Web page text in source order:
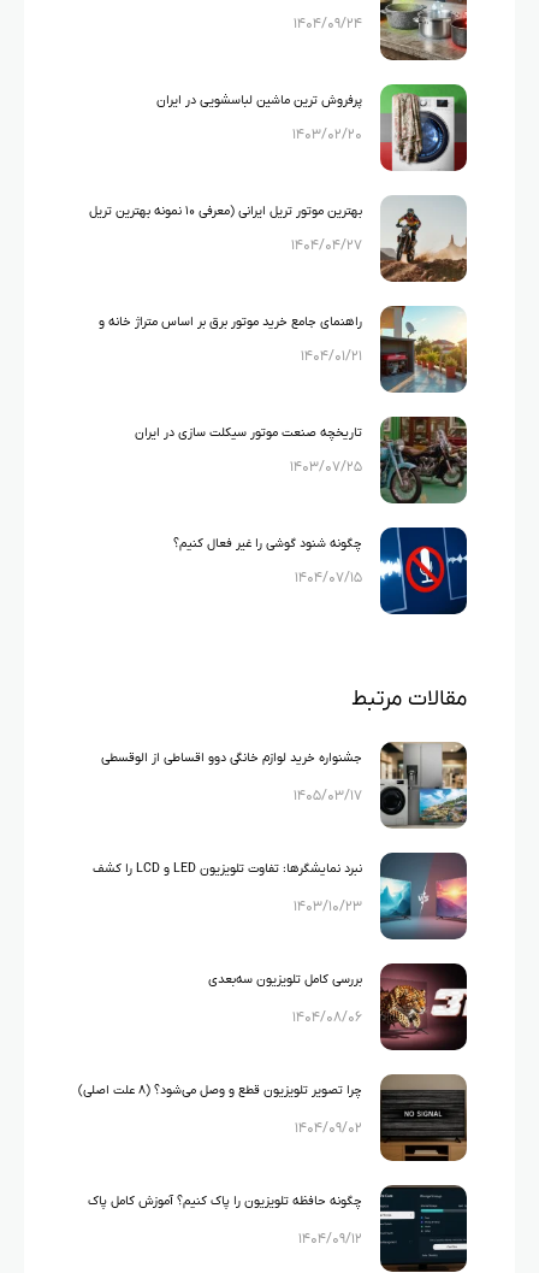
گرانیت و تفلون
۱۴۰۴/۰۹/۲۴
پرفروش ترین ماشین لباسشویی در ایران
۱۴۰۳/۰۲/۲۰
بهترین موتور تریل ایرانی (معرفی ۱۰ نمونه بهترین تریل
های ایرانی)
۱۴۰۴/۰۴/۲۷
راهنمای جامع خرید موتور برق بر اساس متراژ خانه و
لوازم خانگی
۱۴۰۴/۰۱/۲۱
تاریخچه صنعت موتور سیکلت سازی در ایران
۱۴۰۳/۰۷/۲۵
چگونه شنود گوشی را غیر فعال کنیم؟
۱۴۰۴/۰۷/۱۵
مقالات مرتبط
جشنواره خرید لوازم خانگی دوو اقساطی از الوقسطی
۱۴۰۵/۰۳/۱۷
نبرد نمایشگرها: تفاوت تلویزیون LED و LCD را کشف
کنید!
۱۴۰۳/۱۰/۲۳
بررسی کامل تلویزیون سه‌بعدی
۱۴۰۴/۰۸/۰۶
چرا تصویر تلویزیون قطع و وصل می‌شود؟ (۸ علت اصلی)
۱۴۰۴/۰۹/۰۲
چگونه حافظه تلویزیون را پاک کنیم؟ آموزش کامل پاک
کردن حافظه تلویزیون در مدل‌های مختلف
۱۴۰۴/۰۹/۱۲